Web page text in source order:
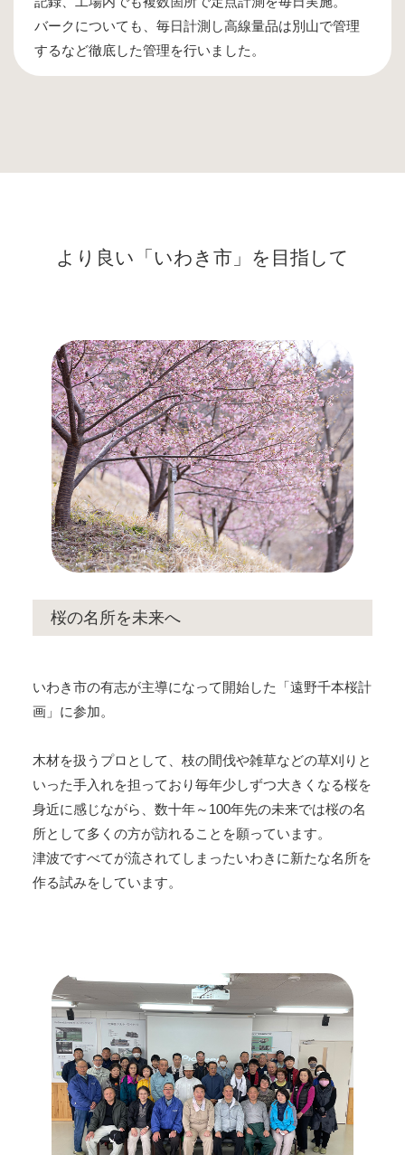
バークについても、毎日計測し高線量品は別山で管理
するなど徹底した管理を行いました。
より良い「いわき市」を目指して
桜の名所を未来へ
いわき市の有志が主導になって開始した「遠野千本桜計
画」に参加。
木材を扱うプロとして、枝の間伐や雑草などの草刈りと
いった手入れを担っており毎年少しずつ大きくなる桜を
身近に感じながら、数十年～100年先の未来では桜の名
所として多くの方が訪れることを願っています。
津波ですべてが流されてしまったいわきに新たな名所を
作る試みをしています。